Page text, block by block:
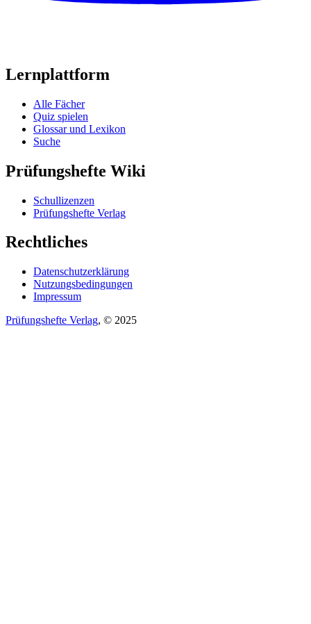
Lernplattform
Alle Fächer
Quiz spielen
Glossar und Lexikon
Suche
Prüfungshefte Wiki
Schullizenzen
Prüfungshefte Verlag
Rechtliches
Datenschutzerklärung
Nutzungsbedingungen
Impressum
Prüfungshefte Verlag, © 2025